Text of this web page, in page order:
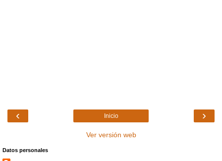
‹ ›
Inicio
Ver versión web
Datos personales